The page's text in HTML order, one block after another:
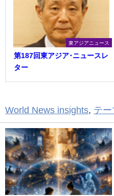
東アジアニュース
第187回東アジア･ニュースレ
ター
World News insights, テー